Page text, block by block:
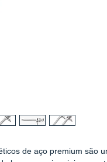
de aço premium são